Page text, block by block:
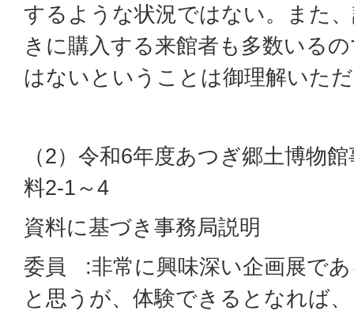
するような状況ではない。また
きに購入する来館者も多数いる
はないということは御理解いた
（2）令和6年度あつぎ郷土博物
料2-1～4
資料に基づき事務局説明
委員 :非常に興味深い企画展で
と思うが、体験できるとなれば